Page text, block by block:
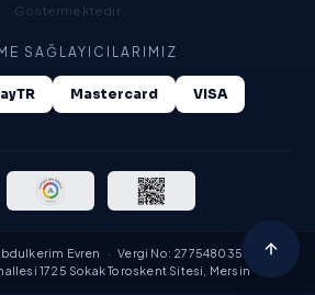
Göstermektedir.
SAĞLAYICILARIMIZ
Mastercard VISA
Evren · Vergi No: 27754803534
·
1725 Sokak Toroskent Sitesi, Mersin